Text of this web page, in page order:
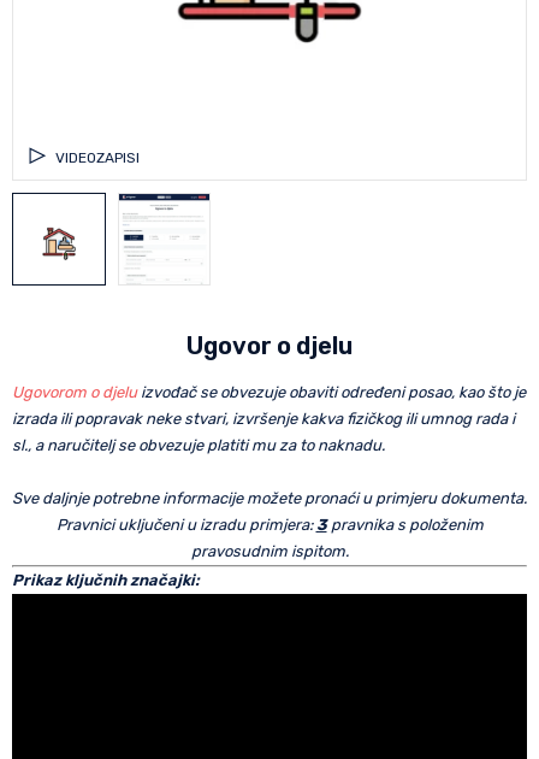
VIDEOZAPISI
Ugovor o djelu
Ugovorom o djeluizvođač se obvezuje obaviti određeni posao, kao što je
izrada ili popravak neke stvari, izvršenje kakva fizičkog ili umnog rada i
sl., a naručitelj se obvezuje platiti mu za to naknadu.
Sve daljnje potrebne informacije možete pronaći u primjeru dokumenta.
Pravnici uključeni u izradu primjera: 3pravnika s položenim
pravosudnim ispitom.
Prikaz ključnih značajki: